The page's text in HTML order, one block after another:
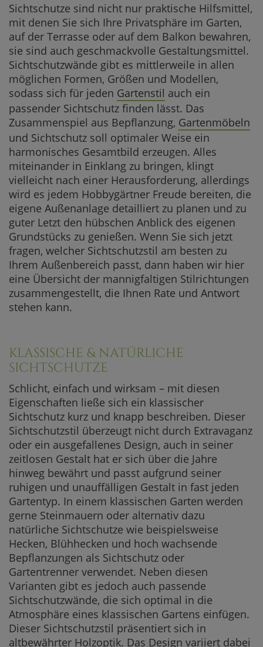
Sichtschutze sind nicht nur praktische Hilfsmittel,
mit denen Sie sich Ihre Privatsphäre im Garten,
auf der Terrasse oder auf dem Balkon bewahren,
sie sind auch geschmackvolle Gestaltungsmittel.
Sichtschutzwände gibt es mittlerweile in allen
möglichen Formen, Größen und Modellen,
sodass sich für jeden Gartenstil auch ein
passender Sichtschutz finden lässt. Das
Zusammenspiel aus Bepflanzung, Gartenmöbeln
und Sichtschutz soll optimaler Weise ein
harmonisches Gesamtbild erzeugen. Alles
miteinander in Einklang zu bringen, klingt
vielleicht nach einer Herausforderung, allerdings
wird es jedem Hobbygärtner Freude bereiten, die
eigene Außenanlage detailliert zu planen und zu
guter Letzt den hübschen Anblick des eigenen
Grundstücks zu genießen. Wenn Sie sich jetzt
fragen, welcher Sichtschutzstil am besten zu
Ihrem Außenbereich passt, dann haben wir hier
eine Übersicht der mannigfaltigen Stilrichtungen
zusammengestellt, die Ihnen Rate und Antwort
stehen kann.
KLASSISCHE & NATÜRLICHE
SICHTSCHUTZE
Schlicht, einfach und wirksam – mit diesen
Eigenschaften ließe sich ein klassischer
Sichtschutz kurz und knapp beschreiben. Dieser
Sichtschutzstil überzeugt nicht durch Extravaganz
oder ein ausgefallenes Design, auch in seiner
zeitlosen Gestalt hat er sich über die Jahre
hinweg bewährt und passt aufgrund seiner
ruhigen und unauffälligen Gestalt in fast jeden
Gartentyp. In einem klassischen Garten werden
gerne Steinmauern oder alternativ dazu
natürliche Sichtschutze wie beispielsweise
Hecken, Blühhecken und hoch wachsende
Bepflanzungen als Sichtschutz oder
Gartentrenner verwendet. Neben diesen
Varianten gibt es jedoch auch passende
Sichtschutzwände, die sich optimal in die
Atmosphäre eines klassischen Gartens einfügen.
Dieser Sichtschutzstil präsentiert sich in
altbewährter Holzoptik. Das Design variiert dabei